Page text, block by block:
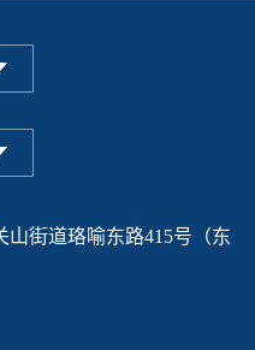
街道珞喻东路415号（东